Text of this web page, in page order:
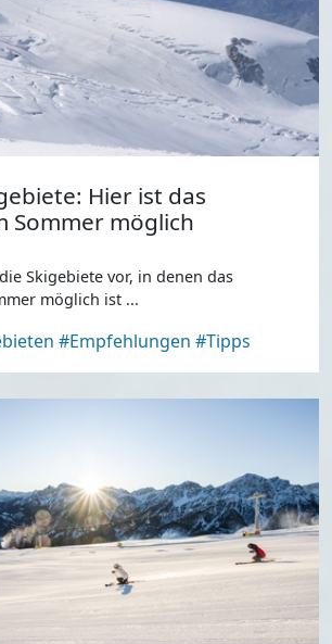
Hier ist das
Sommer möglich
Skigebiete vor, in denen das
möglich ist ...
#Empfehlungen #Tipps